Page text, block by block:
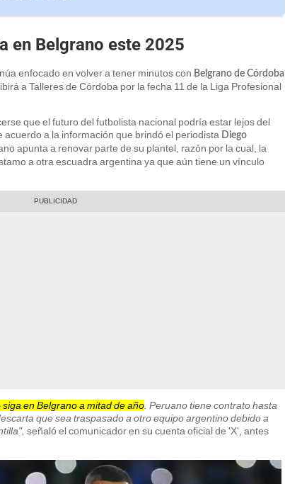
en Belgrano este 2025
enfocado en volver a tener minutos con Belgrano de Córdoba
a Talleres de Córdoba por la fecha 11 de la Liga Profesional
que el futuro del futbolista nacional podría estar lejos del
a la información que brindó el periodista Diego
apunta a renovar parte de su plantel, razón por la cual, la
a otra escuadra argentina ya que aún tiene un vínculo
en Belgrano a mitad de año. Peruano tiene contrato hasta
que sea traspasado a otro equipo argentino debido a
señaló el comunicador en su cuenta oficial de 'X', antes